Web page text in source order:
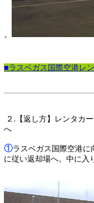
。
■ラスベガス国際空港レ
２.【返し方】レンタカ
へ
①ラスベガス国際空港に
に従い返却場へ。中に入